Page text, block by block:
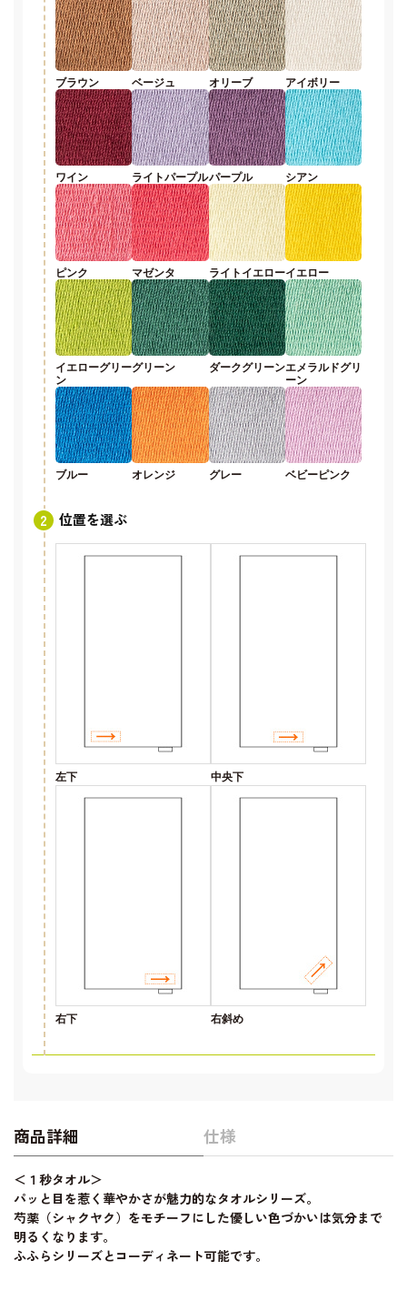
ブラウン ベージュ オリーブ アイボリー
ワイン ライトパープルパープル シアン
ピンク マゼンタ ライトイエローイエロー
イエローグリー
ン
グリーン ダークグリーンエメラルドグリ
ーン
ブルー オレンジ グレー ベビーピンク
位置を選ぶ
左下 中央下
右下 右斜め
商品詳細 仕様
＜１秒タオル＞
パッと目を惹く華やかさが魅力的なタオルシリーズ。
芍薬（シャクヤク）をモチーフにした優しい色づかいは気分まで
明るくなります。
ふふらシリーズとコーディネート可能です。